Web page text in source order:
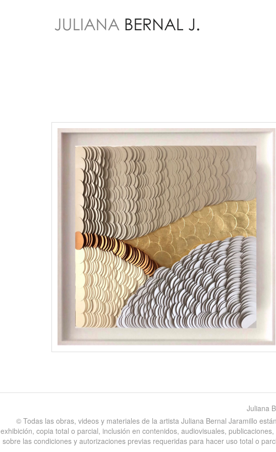
Juliana
©️ Todas las obras, videos y materiales de la artista Juliana Bernal Jaramillo
exhibición, copia total o parcial, inclusión en contenidos, audiovisuales,
sobre las condiciones y autorizaciones previas requeridas para hacer uso total o